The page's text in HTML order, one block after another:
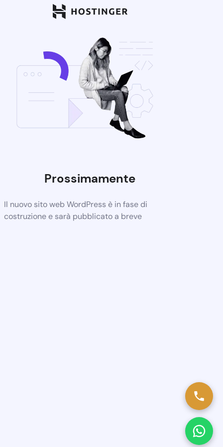
Prossimamente
Il nuovo sito web WordPress è in fase di
costruzione e sarà pubblicato a breve